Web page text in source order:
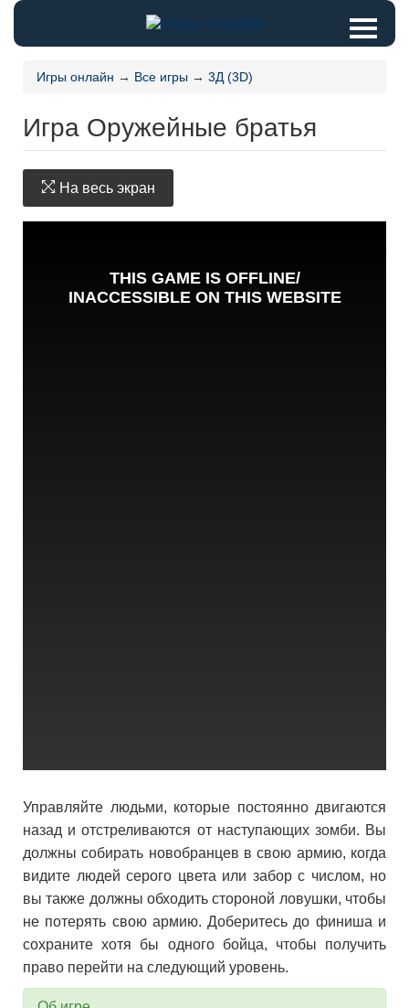
Игры онлайн → Все игры → 3Д (3D)
Игра Оружейные братья
На весь экран
Управляйте людьми, которые постоянно двигаются
назад и отстреливаются от наступающих зомби. Вы
должны собирать новобранцев в свою армию, когда
видите людей серого цвета или забор с числом, но
вы также должны обходить стороной ловушки, чтобы
не потерять свою армию. Доберитесь до финиша и
сохраните хотя бы одного бойца, чтобы получить
право перейти на следующий уровень.